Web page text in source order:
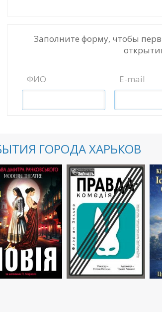
Заполните форму, чтобы
ФИО E-mail
ГОРОДА ХАРЬКОВ